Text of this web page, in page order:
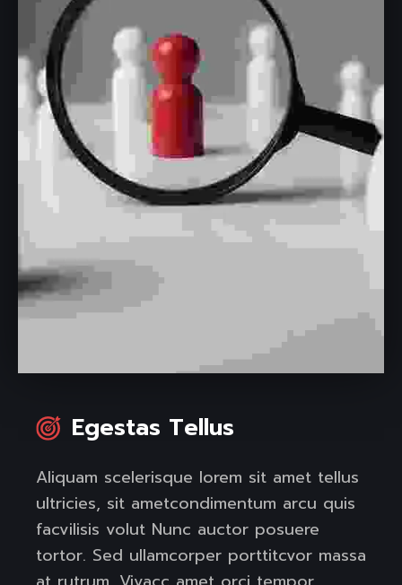
Egestas Tellus
Aliquam scelerisque lorem sit amet tellus
ultricies, sit ametcondimentum arcu quis
facvilisis volut Nunc auctor posuere
tortor. Sed ullamcorper porttitcvor massa